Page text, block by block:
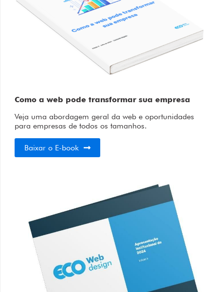
Como a web pode transformar sua empresa
Veja uma abordagem geral da web e oportunidades
para empresas de todos os tamanhos.
Baixar o E-book